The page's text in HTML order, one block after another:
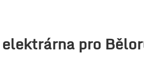
pro Bě